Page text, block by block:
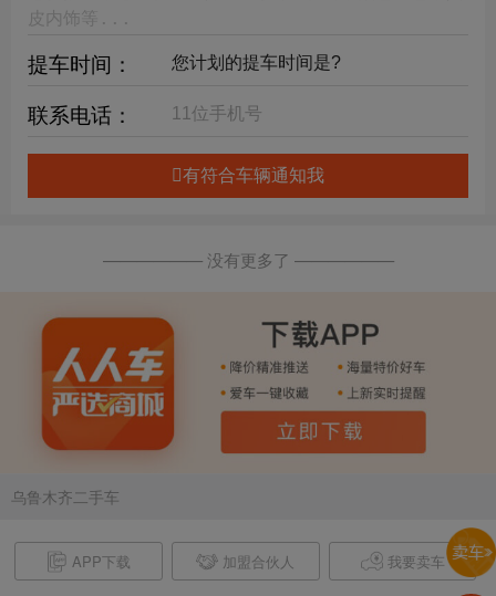
提车时间：
联系电话：
有符合车辆通知我
—————— 没有更多了 ——————
乌鲁木齐二手车
APP下载 加盟合伙人 我要卖车